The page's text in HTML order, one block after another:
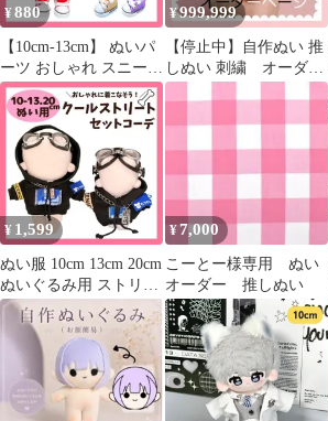
¥880
【10cm-13cm】 ぬいパ
ーツ おしゃれ スニーカ
ーシューズ 9色 ぬい服
小物 くつ 靴 ぬいぐる
み用 服 着ぐるみ 人形
ファッション 着せ替え
ぬい活 推しぬい A1
¥999,999
【停止中】自作ぬい 推
しぬい 刺繍 オーダー
無属性 ぬいぐるみ
¥ 1,599
ぬい服 10cm 13cm 20cm
ぬいぐるみ用 ストリー
ト コーデ セット パー
カー ゴーグル フード
着せ替え 洋服 コスチュ
ーム 韓国 推し活 ぬい
活 棉花娃娃 ドール 人
形 マスコット かっこい
¥7,000
こーとー様専用 ぬい
オーダー 推しぬい